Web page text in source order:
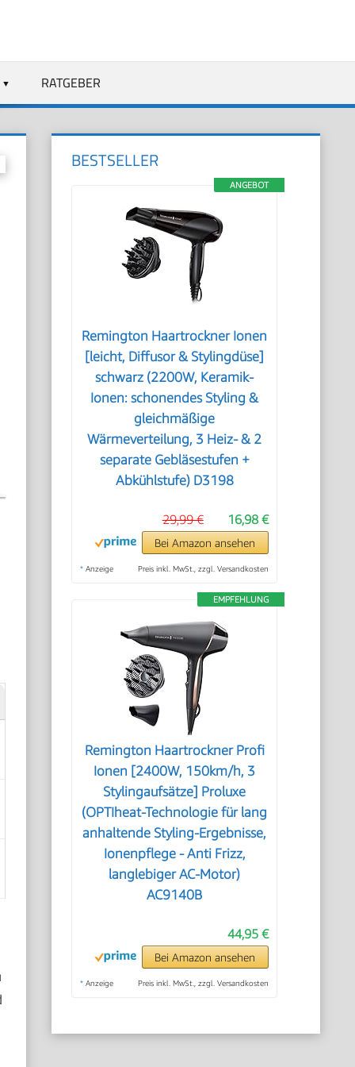
RATGEBER
BESTSELLER
ANGEBOT
Remington Haartrockner Ionen
[leicht, Diffusor & Stylingdüse]
schwarz (2200W, Keramik-
Ionen: schonendes Styling &
gleichmäßige
Wärmeverteilung, 3 Heiz- & 2
separate Gebläsestufen +
Abkühlstufe) D3198
16,98 €
29,99 €
Bei Amazon ansehen
* Anzeige Preis inkl. MwSt., zzgl. Versandkosten
EMPFEHLUNG
Remington Haartrockner Profi
Ionen [2400W, 150km/h, 3
Stylingaufsätze] Proluxe
(OPTIheat-Technologie für lang
anhaltende Styling-Ergebnisse,
Ionenpflege - Anti Frizz,
langlebiger AC-Motor)
AC9140B
44,95 €
Bei Amazon ansehen
* Anzeige Preis inkl. MwSt., zzgl. Versandkosten